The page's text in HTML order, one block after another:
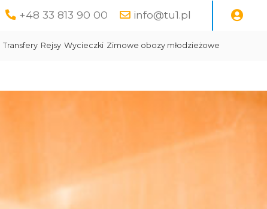
+48 33 813 90 00 info@tu1.pl
Transfery Rejsy Wycieczki Zimowe obozy młodzieżowe